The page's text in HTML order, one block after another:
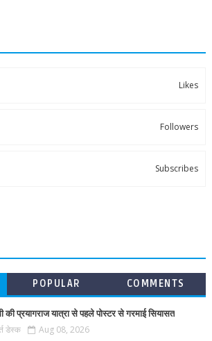
Likes
Followers
Subscribes
POPULAR COMMENTS
की प्रयागराज यात्रा से पहले पोस्टर से गरमाई सियासत
डेस्क Aug 08, 2026